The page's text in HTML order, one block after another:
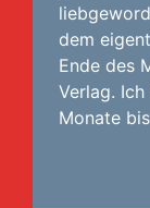
dem
Ende des
Verlag.
Monate